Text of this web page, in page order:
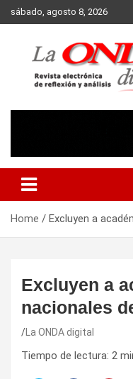
Skip
to
sábado, agosto 8, 2026
Home Excluyen a
Excluyen a
nacionales
La ONDA digital
Tiempo de lectura: 2